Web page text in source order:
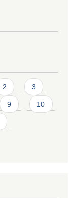
2 3
9 10